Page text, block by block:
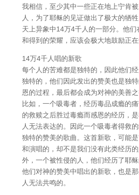
我相信，至少其中一些正在地上宁肯
人，为了耶稣的见证做出了极大的牺
天上异象中14万4千人的一部分。他们
和得到的荣耀，应该会极大地鼓励正在
14万4千人唱的新歌
每个人的苦难都是独特的，因此他们
独特的，他们因此发出的赞美也是独
恩的过程，最后都会成为对神的美善之
比如，一个吸毒者，经历毒品成瘾的
的救赎之后胜过毒瘾而感恩的经历，
人无法表达的。因此一个吸毒者得救
独特的赞美的歌曲。这首新歌，可能
和演唱的，却不是我们没有此类经历
外，一个被性侵的人，他们经历了耶
他们对神的赞美中唱出的新歌，也是
人无法共鸣的。